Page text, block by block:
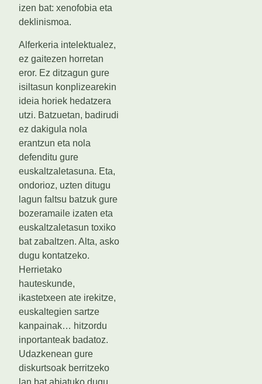
izen bat: xenofobia eta
deklinismoa.
Alferkeria intelektualez,
ez gaitezen horretan
eror. Ez ditzagun gure
isiltasun konplizearekin
ideia horiek hedatzera
utzi. Batzuetan, badirudi
ez dakigula nola
erantzun eta nola
defenditu gure
euskaltzaletasuna. Eta,
ondorioz, uzten ditugu
lagun faltsu batzuk gure
bozeramaile izaten eta
euskaltzaletasun toxiko
bat zabaltzen. Alta, asko
dugu kontatzeko.
Herrietako
hauteskunde,
ikastetxeen ate irekitze,
euskaltegien sartze
kanpainak… hitzordu
inportanteak badatoz.
Udazkenean gure
diskurtsoak berritzeko
lan bat abiatuko dugu.